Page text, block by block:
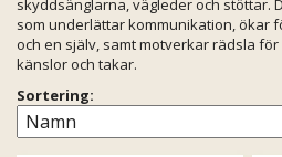
skyddsänglarna, vägleder och stöttar.
som underlättar kommunikation, ökar
och en själv, samt motverkar rädsla
känslor och takar.
Sortering: